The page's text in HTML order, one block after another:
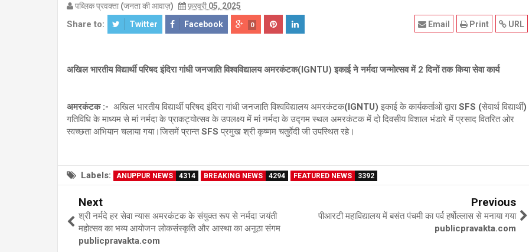
पब्लिक प्रवक्ता (जनता की आवाज़) फ़रवरी 05, 2025
Share to: Twitter Facebook 0 URL
Print
Email
अखिल भारतीय विद्यार्थी परिषद इंदिरा गांधी जनजाति विश्वविद्यालय अमरकंटक(IGNTU) इकाई ने नर्मदा जन्मोत्सव में 2 दिनों तक किया सेवा कार्य
अमरकंटक :- अखिल भारतीय विद्यार्थी परिषद इंदिरा गांधी जनजाति विश्वविद्यालय अमरकंटक(IGNTU) इकाई के कार्यकर्ताओं द्वारा SFS (सेवार्थ विद्यार्थी)
गतिविधि के माध्यम से मां नर्मदा के प्राकट्योत्सव के उपलक्ष्य में मां नर्मदा के उद्गम स्थल अमरकंटक में दो दिवसीय विशाल भंडारे में प्रसाद वितरित ओर
स्वच्छता अभियान चलाया गया।जिसमें प्रान्त SFS प्रमुख श्री कृष्णम चतुर्वेदी जी उपस्थित रहे।
Labels: ANUPPUR NEWS 4314 BREAKING NEWS 4294 FEATURED NEWS 3392
Next
श्री नर्मदे हर सेवा न्यास अमरकंटक के संयुक्त रूप से नर्मदा जयंती
महोत्सव का भव्य आयोजन लोकसंस्कृति और आस्था का अनूठा संगम
publicpravakta.com
Previous
पीआरटी महाविद्यालय में बसंत पंचमी का पर्व हर्षोल्लास से मनाया गया
publicpravakta.com